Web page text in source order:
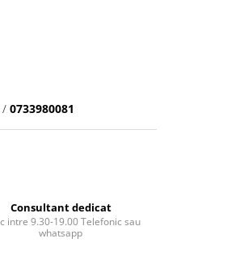
/ 0733980081
Consultant dedicat
intre 9.30-19.00 Telefonic sau
whatsapp